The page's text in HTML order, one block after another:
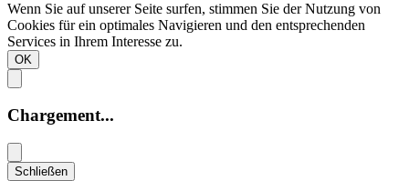
Wenn Sie auf unserer Seite surfen, stimmen Sie der Nutzung von
Cookies für ein optimales Navigieren und den entsprechenden
Services in Ihrem Interesse zu.
OK
Chargement...
Schließen